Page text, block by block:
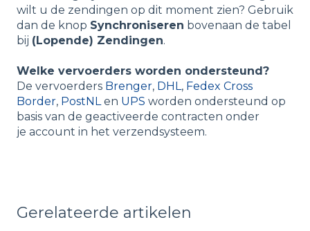
wilt u de zendingen op dit moment zien? Gebruik
dan de knop Synchroniseren bovenaan de tabel
bij (Lopende) Zendingen.
Welke vervoerders worden ondersteund?
De vervoerders Brenger, DHL, Fedex Cross
Border, PostNLen UPS worden ondersteund op
basis van de geactiveerde contracten onder
je account in het verzendsysteem.
Gerelateerde artikelen